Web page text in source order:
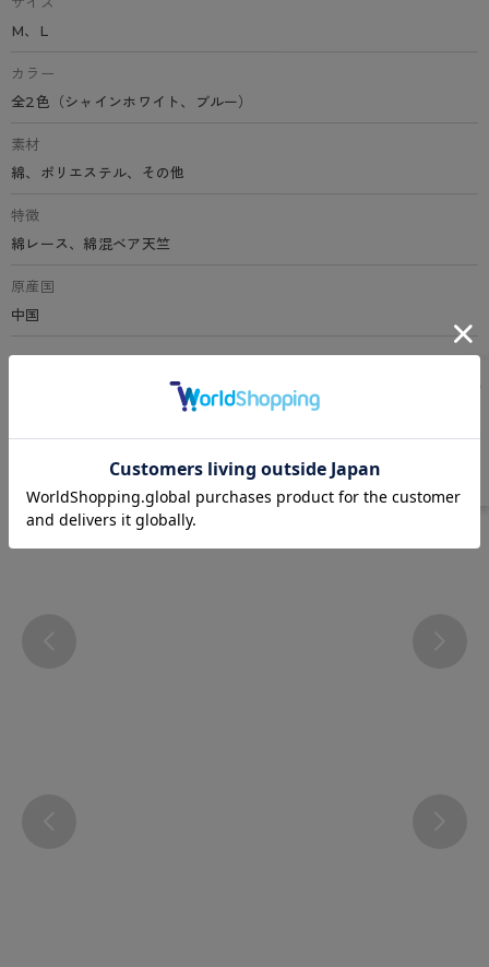
M、L
カラー
全2色（シャインホワイト、ブルー）
素材
綿、ポリエステル、その他
特徴
綿レース、綿混ベア天竺
原産国
中国
洗濯表示について よくある質問(FAQ)
Instagram
@atsugi_official_webshop